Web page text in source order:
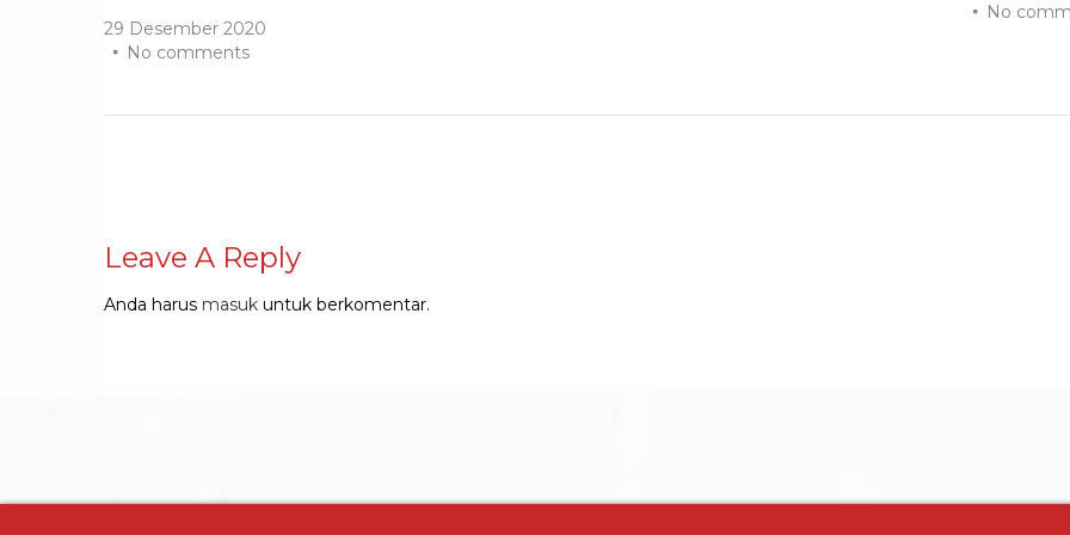
29 Desember 2020
No comments
No
Leave A Reply
Anda harus masuk untuk berkomentar.